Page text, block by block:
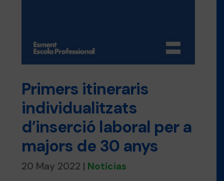
Primers itineraris
individualitzats
d’inserció laboral per a
majors de 30 anys
20 May 2022 | Noticias